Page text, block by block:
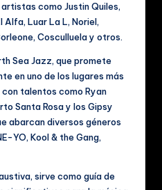
como Justin Quiles,
Alfa, Luar La L, Noriel,
Cosculluela y otros.
Sea Jazz, que promete
en uno de los lugares más
talentos como Ryan
Santa Rosa y los Gipsy
abarcan diversos géneros
YO, Kool & the Gang,
sirve como guía de